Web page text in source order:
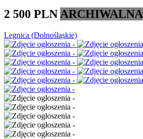
2 500 PLN ARCHIWALNA
Legnica (Dolnośląskie)